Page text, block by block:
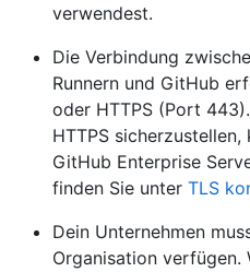
verwendest.
Die Verbindung
Runnern und GitHub
oder HTTPS (Port
HTTPS
GitHub Enterprise
finden Sie unter TLS
Dein Unternehmen
Organisation verfügen.